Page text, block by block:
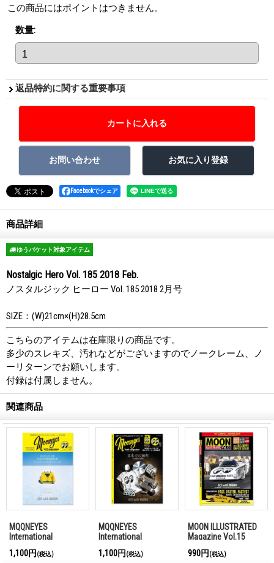
この商品にはポイントはつきません。
数量:
返品特約に関する重要事項
Facebookでシェア
商品詳細
ゆうパケット対象アイテム
Nostalgic Hero Vol. 185 2018 Feb.
ノスタルジック ヒーロー Vol. 185 2018 2月号
SIZE：(W)21cm×(H)28.5cm
こちらのアイテムは在庫限りの商品です。
多少のスレキズ、汚れなどがございますのでノークレーム、ノ
ーリターンでお願いします。
付録は付属しません。
関連商品
MQQNEYES
International
2016-2017
1,100円 (税込)
MQQNEYES
International
2016
1,100円 (税込)
MOON ILLUSTRATED
Magazine Vol.15
990円 (税込)